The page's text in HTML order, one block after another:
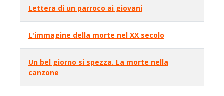
Lettera di un parroco ai giovani
L'immagine della morte nel XX secolo
Un bel giorno si spezza. La morte nella
canzone